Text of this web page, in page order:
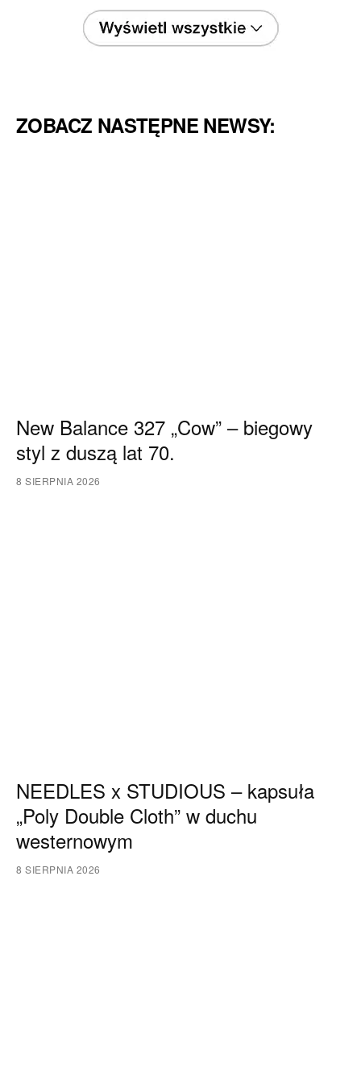
ZOBACZ NASTĘPNE NEWSY:
New Balance 327 „Cow” – biegowy
styl z duszą lat 70.
8 SIERPNIA 2026
NEEDLES x STUDIOUS – kapsuła
„Poly Double Cloth” w duchu
westernowym
8 SIERPNIA 2026